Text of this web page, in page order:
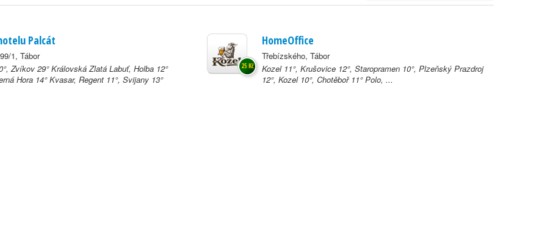
Palcát
1, Tábor
Zvíkov 29° Královská Zlatá Labuť, Holba 12°
Hora 14° Kvasar, Regent 11°, Svijany 13°
HomeOffice
Třebízského, Tábor
Kozel 11°, Krušovice 12°, Staropramen 10°, Plzeňský Prazdroj
12°, Kozel 10°, Chotěboř 11° Polo, ...
25 Kč